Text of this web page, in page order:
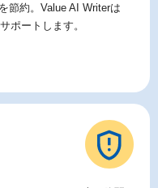
節約。Value AI Writerは
ポートします。